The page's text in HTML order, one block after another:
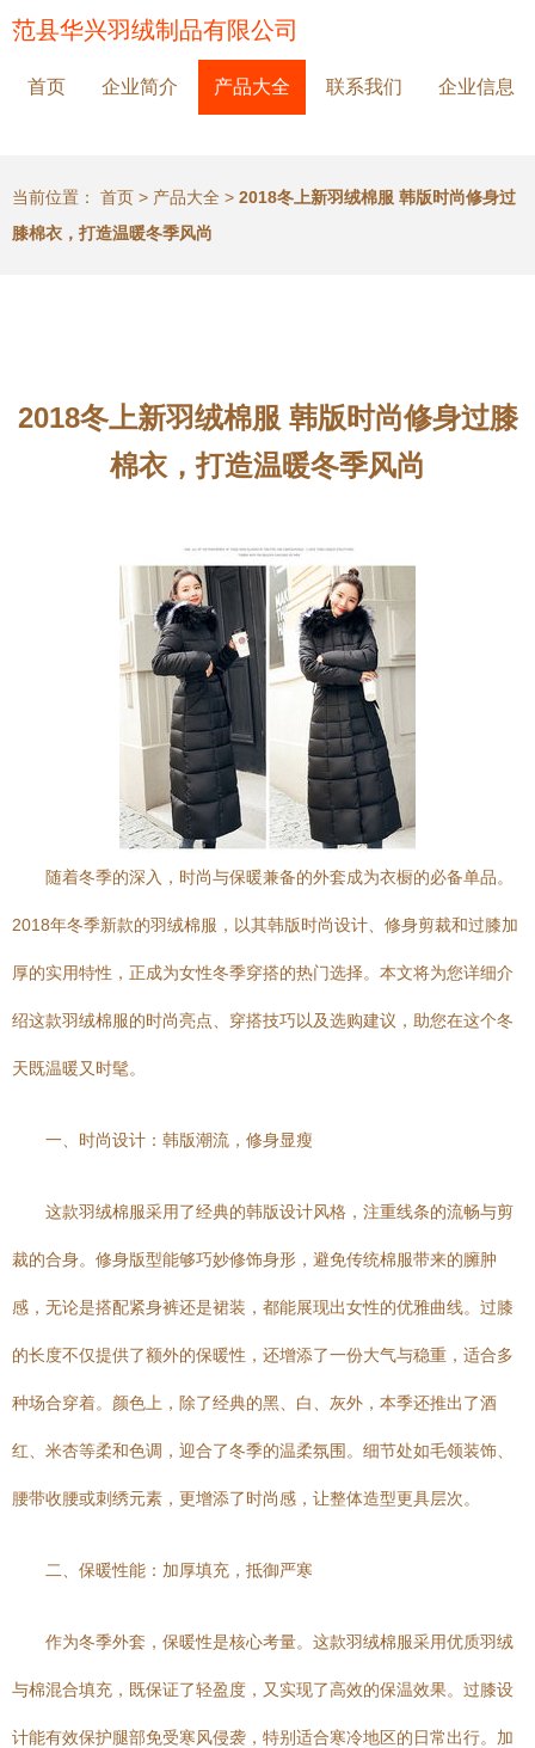
范县华兴羽绒制品有限公司
首页 企业简介 产品大全 联系我们 企业信息
当前位置： 首页 > 产品大全 > 2018冬上新羽绒棉服 韩版时尚修身过
膝棉衣，打造温暖冬季风尚
2018冬上新羽绒棉服 韩版时尚修身过膝
棉衣，打造温暖冬季风尚
随着冬季的深入，时尚与保暖兼备的外套成为衣橱的必备单品。
2018年冬季新款的羽绒棉服，以其韩版时尚设计、修身剪裁和过膝加
厚的实用特性，正成为女性冬季穿搭的热门选择。本文将为您详细介
绍这款羽绒棉服的时尚亮点、穿搭技巧以及选购建议，助您在这个冬
天既温暖又时髦。
一、时尚设计：韩版潮流，修身显瘦
这款羽绒棉服采用了经典的韩版设计风格，注重线条的流畅与剪
裁的合身。修身版型能够巧妙修饰身形，避免传统棉服带来的臃肿
感，无论是搭配紧身裤还是裙装，都能展现出女性的优雅曲线。过膝
的长度不仅提供了额外的保暖性，还增添了一份大气与稳重，适合多
种场合穿着。颜色上，除了经典的黑、白、灰外，本季还推出了酒
红、米杏等柔和色调，迎合了冬季的温柔氛围。细节处如毛领装饰、
腰带收腰或刺绣元素，更增添了时尚感，让整体造型更具层次。
二、保暖性能：加厚填充，抵御严寒
作为冬季外套，保暖性是核心考量。这款羽绒棉服采用优质羽绒
与棉混合填充，既保证了轻盈度，又实现了高效的保温效果。过膝设
计能有效保护腿部免受寒风侵袭，特别适合寒冷地区的日常出行。加